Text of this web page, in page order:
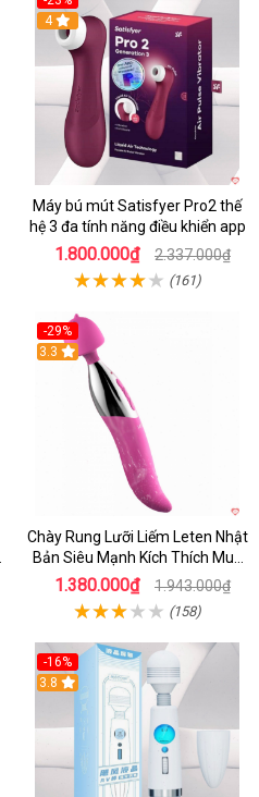
4
Máy bú mút Satisfyer Pro2 thế
hệ 3 đa tính năng điều khiển app
1.800.000₫ 2.337.000₫
(161)
-29%
3.3
Chày Rung Lưỡi Liếm Leten Nhật
Bản Siêu Mạnh Kích Thích Mua
Ngay
1.380.000₫ 1.943.000₫
(158)
-16%
3.8